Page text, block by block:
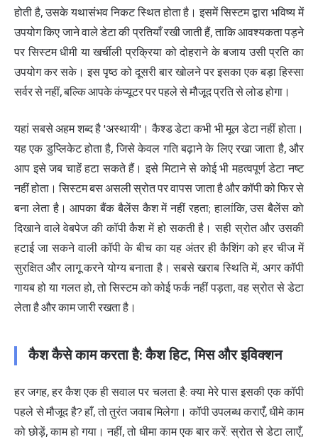
होती है, उसके यथासंभव निकट स्थित होता है। इसमें सिस्टम द्वारा भविष्य में
उपयोग किए जाने वाले डेटा की प्रतियाँ रखी जाती हैं, ताकि आवश्यकता पड़ने
पर सिस्टम धीमी या खर्चीली प्रक्रिया को दोहराने के बजाय उसी प्रति का
उपयोग कर सके। इस पृष्ठ को दूसरी बार खोलने पर इसका एक बड़ा हिस्सा
सर्वर से नहीं, बल्कि आपके कंप्यूटर पर पहले से मौजूद प्रति से लोड होगा।
यहां सबसे अहम शब्द है 'अस्थायी'। कैश्ड डेटा कभी भी मूल डेटा नहीं होता।
यह एक डुप्लिकेट होता है, जिसे केवल गति बढ़ाने के लिए रखा जाता है, और
आप इसे जब चाहें हटा सकते हैं। इसे मिटाने से कोई भी महत्वपूर्ण डेटा नष्ट
नहीं होता। सिस्टम बस असली स्रोत पर वापस जाता है और कॉपी को फिर से
बना लेता है। आपका बैंक बैलेंस कैश में नहीं रहता; हालांकि, उस बैलेंस को
दिखाने वाले वेबपेज की कॉपी कैश में हो सकती है। सही स्रोत और उसकी
हटाई जा सकने वाली कॉपी के बीच का यह अंतर ही कैशिंग को हर चीज में
सुरक्षित और लागू करने योग्य बनाता है। सबसे खराब स्थिति में, अगर कॉपी
गायब हो या गलत हो, तो सिस्टम को कोई फर्क नहीं पड़ता, वह स्रोत से डेटा
लेता है और काम जारी रखता है।
कैश कैसे काम करता है: कैश हिट, मिस और इविक्शन
हर जगह, हर कैश एक ही सवाल पर चलता है: क्या मेरे पास इसकी एक कॉपी
पहले से मौजूद है? हाँ, तो तुरंत जवाब मिलेगा। कॉपी उपलब्ध कराएँ, धीमे काम
को छोड़ें, काम हो गया। नहीं, तो धीमा काम एक बार करें: स्रोत से डेटा लाएँ,